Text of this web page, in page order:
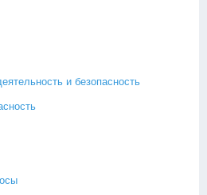
и безопасность